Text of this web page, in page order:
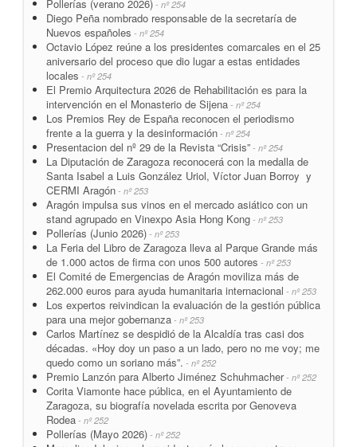
Pollerías (verano 2026) - nº 254
Diego Peña nombrado responsable de la secretaría de
Nuevos españoles - nº 254
Octavio López reúne a los presidentes comarcales en el 25
aniversario del proceso que dio lugar a estas entidades
locales - nº 254
El Premio Arquitectura 2026 de Rehabilitación es para la
intervención en el Monasterio de Sijena - nº 254
Los Premios Rey de España reconocen el periodismo
frente a la guerra y la desinformación - nº 254
Presentacion del nº 29 de la Revista “Crisis” - nº 254
La Diputación de Zaragoza reconocerá con la medalla de
Santa Isabel a Luis González Uriol, Víctor Juan Borroy y
CERMI Aragón - nº 253
Aragón impulsa sus vinos en el mercado asiático con un
stand agrupado en Vinexpo Asia Hong Kong - nº 253
Pollerías (Junio 2026) - nº 253
La Feria del Libro de Zaragoza lleva al Parque Grande más
de 1.000 actos de firma con unos 500 autores - nº 253
El Comité de Emergencias de Aragón moviliza más de
262.000 euros para ayuda humanitaria internacional - nº 253
Los expertos reivindican la evaluación de la gestión pública
para una mejor gobernanza - nº 253
Carlos Martínez se despidió de la Alcaldía tras casi dos
décadas. «Hoy doy un paso a un lado, pero no me voy; me
quedo como un soriano más”. - nº 252
Premio Lanzón para Alberto Jiménez Schuhmacher- nº 252
Corita Viamonte hace pública, en el Ayuntamiento de
Zaragoza, su biografía novelada escrita por Genoveva
Rodea - nº 252
Pollerías (Mayo 2026) - nº 252